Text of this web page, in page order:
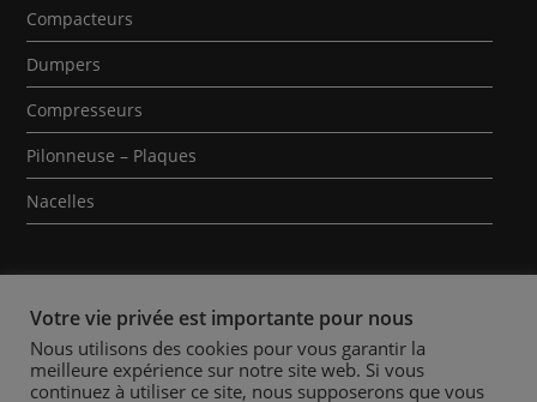
Compacteurs
Dumpers
Compresseurs
Pilonneuse – Plaques
Nacelles
Qui sommes-nous ? Contact Mentions Légales
Votre vie privée est importante pour nous
Nous utilisons des cookies pour vous garantir la
meilleure expérience sur notre site web. Si vous
continuez à utiliser ce site, nous supposerons que vous